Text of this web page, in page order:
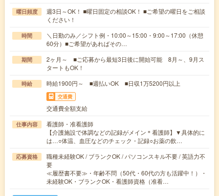
曜日頻度
週3日～OK！ ■曜日固定の相談OK！ ■ご希望の曜日をご相談
ください！
時間
＼日勤のみ／シフト例・10:00～15:00・9:00～17:00（休憩
60分）■ご希望があればその…
期間
2ヶ月～ ■ご応募から最短3日後に開始可能 8月～、9月ス
タートもOK！
時給 時給1900円～ ■週払いOK ■日収1万5200円以上
交通費
交通費全額支給
仕事内容
看護師・准看護師
【介護施設で体調などの記録がメイン＊看護師】▼具体的に
は…○体温、血圧などのチェック・記録○お薬の飲…
応募資格
職種未経験OK / ブランクOK / パソコンスキル不要 / 英語力不
要
≪履歴書不要≫・年齢不問（50代・60代の方も活躍中！）・
未経験OK・ブランクOK・看護師資格（准看…